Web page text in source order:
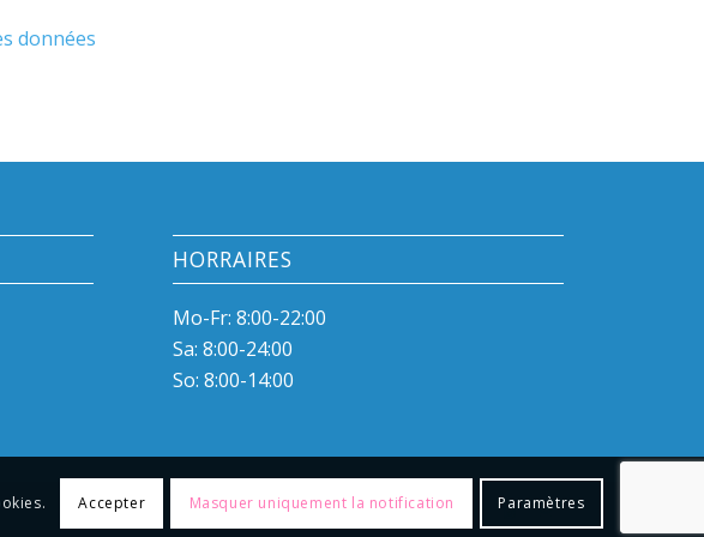
données
HORRAIRES
Mo-Fr: 8:00-22:00
Sa: 8:00-24:00
So: 8:00-14:00
Accepter Masquer uniquement la notification Paramètres